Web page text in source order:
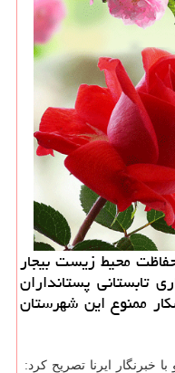
محیط زیست بیجار
تابستانی پستانداران
ممنوع این شهرستان
خبرنگار ایرنا تصریح كرد: